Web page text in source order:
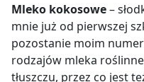
Mleko kokosowe–
mnie już od pierwszej
pozostanie moim
rodzajów mleka
tłuszczu, przez co jest